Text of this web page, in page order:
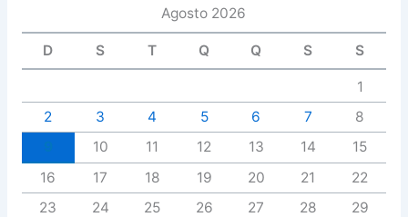
Agosto 2026
D S T Q Q S S
1
2
3 4 5 6 7
8
10 11 12 13 14
15
16
17 18 19 20 21
22
23
24 25 26 27 28
29